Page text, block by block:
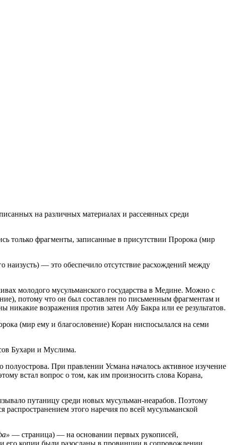
на различных материалах и рассеянных среди
только фрагменты, записанные в присутствии Пророка (мир
наизусть) — это обеспечило отсутствие расхождений между
молодого мусульманского государства в Медине. Можно с
потому что он был составлен по письменным фрагментам и
возражения против затеи Абу Бакра или ее результатов.
(мир ему и благословение) Коран ниспосылался на семи
Бухари и Муслима.
При правлении Усмана началось активное изучение
встал вопрос о том, как им произносить слова Корана,
путаницу среди новых мусульман-неарабов. Поэтому
этого наречия по всей мусульманской
— страница) — на основании первых рукописей,
его копии были разосланы в провинции в сопровождении